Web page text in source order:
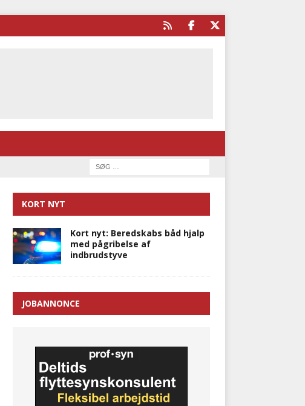
KORT NYT
Kort nyt: Beredskabs båd hjalp
med pågribelse af
indbrudstyve
JOBANNONCE